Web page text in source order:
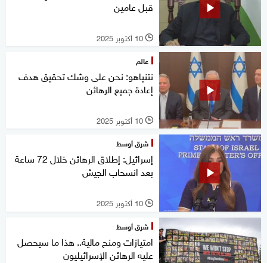
قبل عامين
l 10 أكتوبر 2025
عالم
نتنياهو: نحن على وشك تحقيق هدف
إعادة جميع الرهائن
l 10 أكتوبر 2025
شرق أوسط
إسرائيل: إطلاق الرهائن خلال 72 ساعة
بعد انسحاب الجيش
l 10 أكتوبر 2025
شرق أوسط
امتيازات ومنح مالية.. هذا ما سيحصل
عليه الرهائن الإسرائيليون